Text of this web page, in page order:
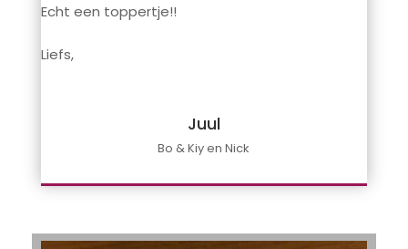
Echt een toppertje!!
Liefs,
Juul
Bo & Kiy en Nick